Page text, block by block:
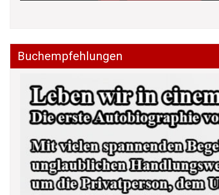
Buchempfehlungen